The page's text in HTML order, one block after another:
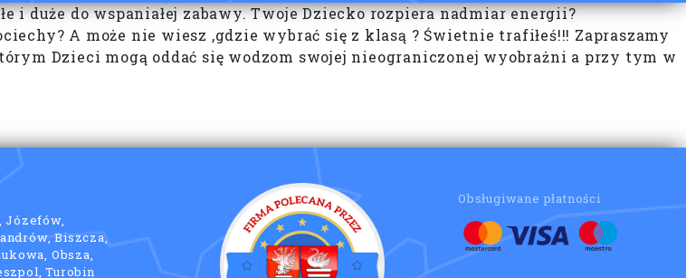
duże do wspaniałej zabawy. Twoje Dziecko rozpiera nadmiar energii?
A może nie wiesz ,gdzie wybrać się z klasą ? Świetnie trafiłeś!!! Zapraszamy
Dzieci mogą oddać się wodzom swojej nieograniczonej wyobrażni a przy tym w
Józefów,
Biszcza,
Obsza,
Turobin
Obsługiwane płatności